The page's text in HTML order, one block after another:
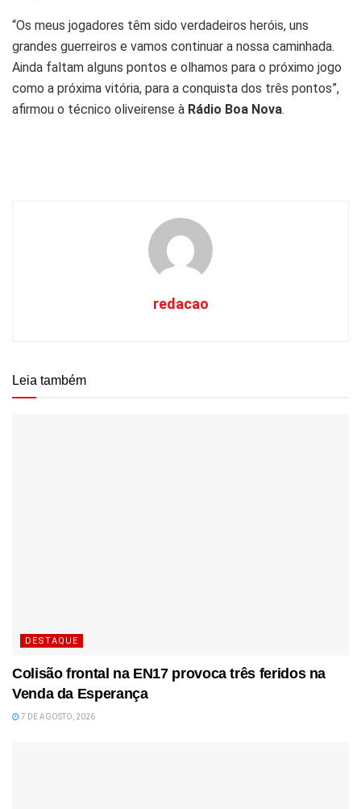
“Os meus jogadores têm sido verdadeiros heróis, uns
grandes guerreiros e vamos continuar a nossa caminhada.
Ainda faltam alguns pontos e olhamos para o próximo jogo
como a próxima vitória, para a conquista dos três pontos”,
afirmou o técnico oliveirense à Rádio Boa Nova.
redacao
Leia também
DESTAQUE
Colisão frontal na EN17 provoca três feridos na
Venda da Esperança
7 DE AGOSTO, 2026